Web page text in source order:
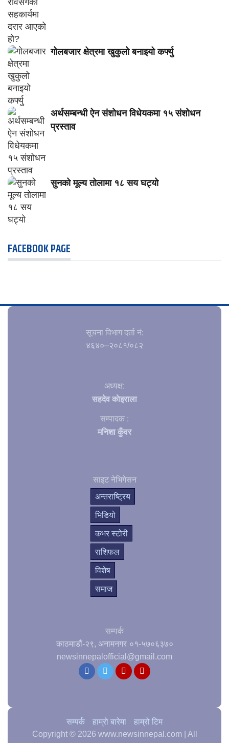
गोलबजार क्षेत्रमा खुकुलो बनाइयो कर्फ्यु
अर्थसम्बन्धी ऐन संशोधन विधेयकमा १५ संशोधन
प्रस्ताव
सुनको मूल्य तोलामा १८ सय घट्यो
FACEBOOK PAGE
सूचना विभाग दर्ता नं‍:
४६४०–२०८१/०८२
अध्यक्ष:
सहदेव काेइराला
सम्पादक :
मनिशा कुँवर
साइट नेभिगेसन
अन्तराष्ट्रिय
भिडियो
कभर स्टोरी
राशिफल
विशेष
समाज
सम्पर्क
काठमाडौं-२९, अनामनगर ०१-५७०६३७०
newsinnepalofficial@gmail.com
सम्पर्क हाम्राे बारेमा
हाम्रो टिम
Copyright © 2026 www.newsinnepal.com | All